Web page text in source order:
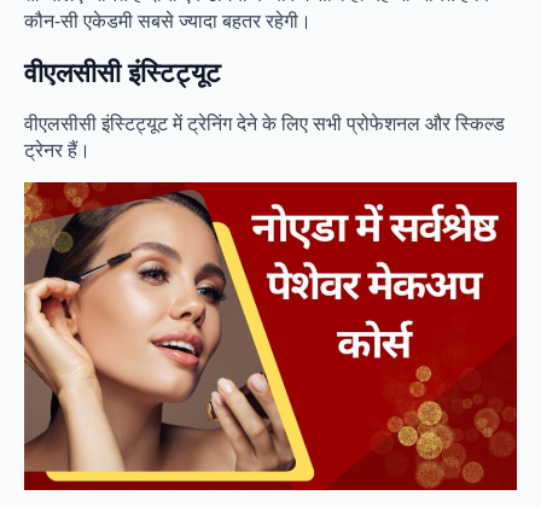
कौन-सी एकेडमी सबसे ज्यादा बहतर रहेगी।
वीएलसीसी इंस्टिट्यूट
वीएलसीसी इंस्टिट्यूट में ट्रेनिंग देने के लिए सभी प्रोफेशनल और स्किल्ड
ट्रेनर हैं।